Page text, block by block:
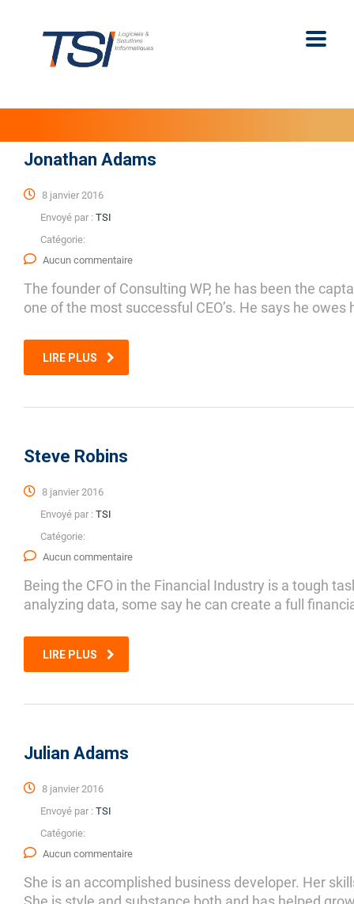
Jonathan Adams
8 janvier 2016
Envoyé par : TSI
Catégorie:
Aucun commentaire
The founder of Consulting WP, he has been the
one of the most successful CEO’s. He says he
LIRE PLUS
Steve Robins
8 janvier 2016
Envoyé par : TSI
Catégorie:
Aucun commentaire
Being the CFO in the Financial Industry is a tough
analyzing data, some say he can create a full
LIRE PLUS
Julian Adams
8 janvier 2016
Envoyé par : TSI
Catégorie:
Aucun commentaire
She is an accomplished business developer. Her